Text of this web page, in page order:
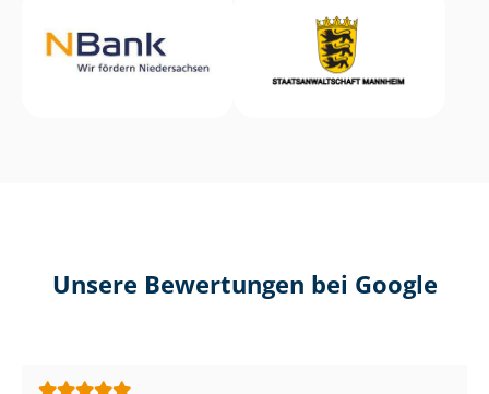
Unsere Bewertungen bei Google